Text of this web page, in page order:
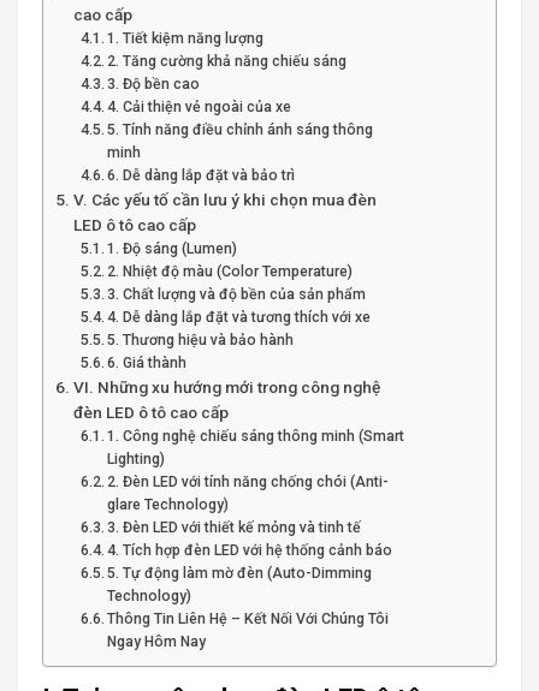
cao cấp
1. Tiết kiệm năng lượng
2. Tăng cường khả năng chiếu sáng
3. Độ bền cao
4. Cải thiện vẻ ngoài của xe
5. Tính năng điều chỉnh ánh sáng thông
minh
6. Dễ dàng lắp đặt và bảo trì
V. Các yếu tố cần lưu ý khi chọn mua đèn
LED ô tô cao cấp
1. Độ sáng (Lumen)
2. Nhiệt độ màu (Color Temperature)
3. Chất lượng và độ bền của sản phẩm
4. Dễ dàng lắp đặt và tương thích với xe
5. Thương hiệu và bảo hành
6. Giá thành
VI. Những xu hướng mới trong công nghệ
đèn LED ô tô cao cấp
1. Công nghệ chiếu sáng thông minh (Smart
Lighting)
2. Đèn LED với tính năng chống chói (Anti-
glare Technology)
3. Đèn LED với thiết kế mỏng và tinh tế
4. Tích hợp đèn LED với hệ thống cảnh báo
5. Tự động làm mờ đèn (Auto-Dimming
Technology)
Thông Tin Liên Hệ – Kết Nối Với Chúng Tôi
Ngay Hôm Nay